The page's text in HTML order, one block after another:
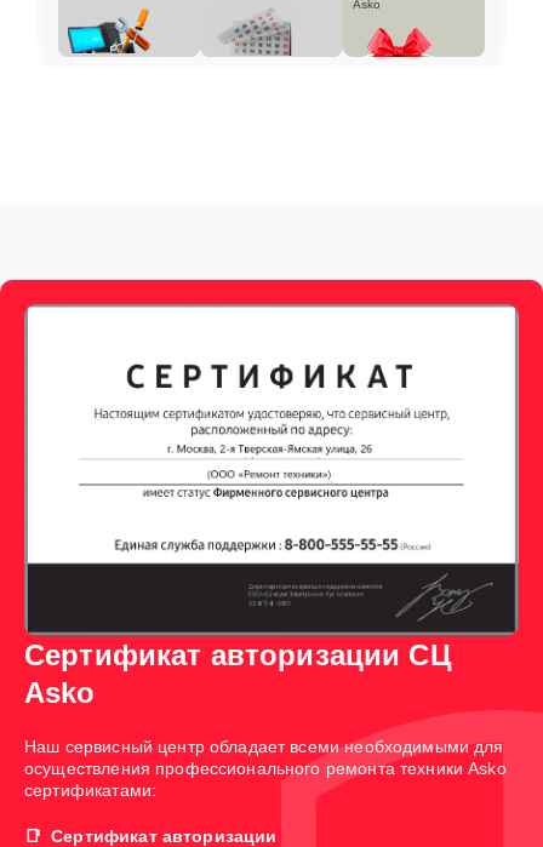
Asko
Сертификат авторизации СЦ
Asko
Наш сервисный центр обладает всеми необходимыми для
осуществления профессионального ремонта техники Asko
сертификатами:
Сертификат авторизации